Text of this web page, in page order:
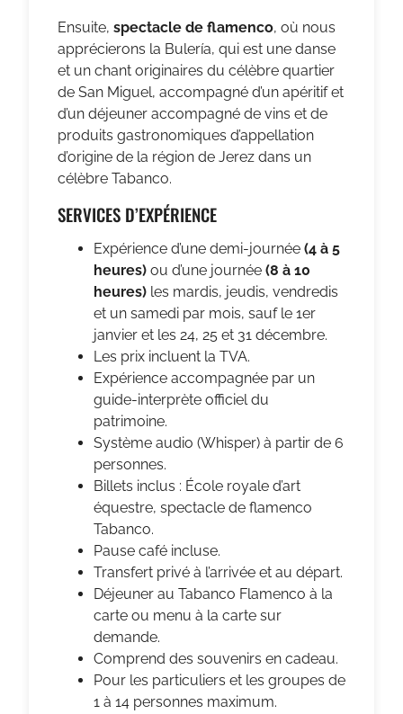
Ensuite, spectacle de flamenco, où nous
apprécierons la Bulería, qui est une danse
et un chant originaires du célèbre quartier
de San Miguel, accompagné d’un apéritif et
d’un déjeuner accompagné de vins et de
produits gastronomiques d’appellation
d’origine de la région de Jerez dans un
célèbre Tabanco.
SERVICES D’EXPÉRIENCE
Expérience d’une demi-journée (4 à 5
heures) ou d’une journée (8 à 10
heures) les mardis, jeudis, vendredis
et un samedi par mois, sauf le 1er
janvier et les 24, 25 et 31 décembre.
Les prix incluent la TVA.
Expérience accompagnée par un
guide-interprète officiel du
patrimoine.
Système audio (Whisper) à partir de 6
personnes.
Billets inclus : École royale d’art
équestre, spectacle de flamenco
Tabanco.
Pause café incluse.
Transfert privé à l’arrivée et au départ.
Déjeuner au Tabanco Flamenco à la
carte ou menu à la carte sur
demande.
Comprend des souvenirs en cadeau.
Pour les particuliers et les groupes de
1 à 14 personnes maximum.